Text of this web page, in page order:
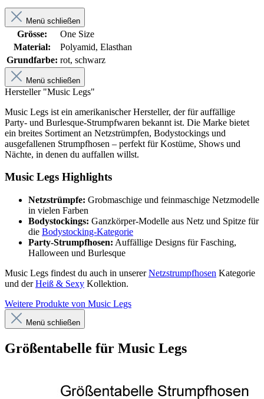
Menü schließen
Grösse:
One Size
Material:
Polyamid, Elasthan
Grundfarbe: rot, schwarz
Menü schließen
Hersteller "Music Legs"
Music Legs ist ein amerikanischer Hersteller, der für auffällige
Party- und Burlesque-Strumpfwaren bekannt ist. Die Marke bietet
ein breites Sortiment an Netzstrümpfen, Bodystockings und
ausgefallenen Strumpfhosen – perfekt für Kostüme, Shows und
Nächte, in denen du auffallen willst.
Music Legs Highlights
Netzstrümpfe: Grobmaschige und feinmaschige Netzmodelle
in vielen Farben
Bodystockings: Ganzkörper-Modelle aus Netz und Spitze für
die Bodystocking-Kategorie
Party-Strumpfhosen: Auffällige Designs für Fasching,
Halloween und Burlesque
Music Legs findest du auch in unsererNetzstrumpfhosen Kategorie
und derHeiß & Sexy Kollektion.
Weitere Produkte von Music Legs
Menü schließen
Größentabelle für Music Legs